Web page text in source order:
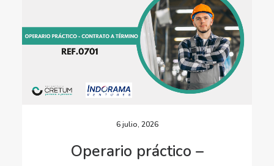
6 julio, 2026
Operario práctico –